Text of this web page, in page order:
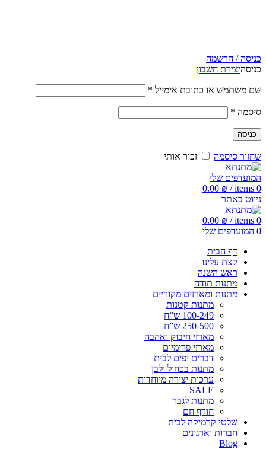
כניסה / הרשמה
כניסהיצירת חשבון
שם משתמש או כתובת אימייל *
סיסמה *
כניסה
שחזור סיסמה זכור אותי
המועדפים שלי
0
items
/
0.00 ₪
ניווט באתר
0
items
/
0.00 ₪
0 המועדפים שלי
דף הבית
קצת עלינו
ראש השנה
מתנות תודה
מתנות ומארזים מקוריים
מתנות קטנות
100-249 ש”ח
250-500 ש”ח
מארזי חיבוק ואהבה
מארזי פרימיום
דברים יפים לבית
מתנות בכחול ולבן
ערכות יצירה מיוחדות
SALE
מתנות לגבר
חורף חם
שלטי קרמיקה לבית
חברות וארגונים
Blog